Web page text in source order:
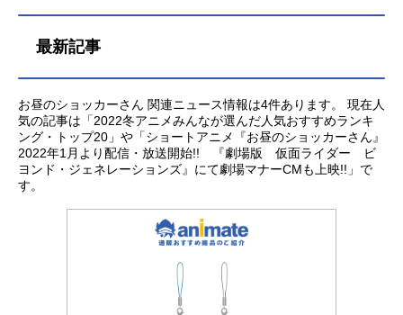
メ」募集中！アンケート実施中2026
夏アニメのあなたのオススメの作品
募集中です。観たいと思っている注
目の作品を教えてください。もっと
ます。2026夏アニメのオススメ【投
票する】関連記事2026夏アニメ「20
26夏アニメ」が7月より放送開始。人
気作の続編や期待のオリジナル作品
まで勢揃い！新作アニメのキービジ
最新記事
お昼のショッカーさん 関連ニュース情報は4件あります。 現在人
気の記事は「2022冬アニメみんなが選んだ人気おすすめランキ
ング・トップ20」や「ショートアニメ『お昼のショッカーさん』
2022年1月より配信・放送開始!! 『劇場版 仮面ライダー ビ
ヨンド・ジェネレーションズ』にて劇場マナーCMも上映!!」で
す。